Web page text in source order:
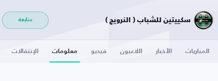
سكييتين للشباب ( النرويج ) متابعة
المباريات الأخبار اللاعبون فيديو معلومات الإنتقالات